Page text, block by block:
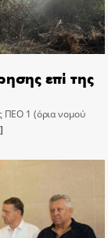
επί της
ΠΕΟ 1 (όρια νομού